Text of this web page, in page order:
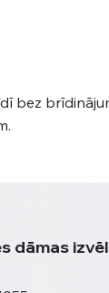
bez
dāmas